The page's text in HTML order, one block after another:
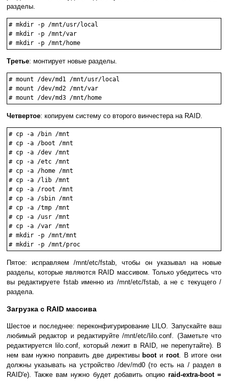
разделы.
# mkdir -p /mnt/usr/local
# mkdir -p /mnt/var
Третье: монтирует новые разделы.
# mount /dev/md1 /mnt/usr/local
# mount /dev/md2 /mnt/var
Четвертое: копируем систему со второго винчестера на RAID.
# cp -a /bin /mnt
# cp -a /boot /mnt
# cp -a /dev /mnt
# cp -a /etc /mnt
# cp -a /home /mnt
# cp -a /lib /mnt
# cp -a /root /mnt
# cp -a /sbin /mnt
# cp -a /tmp /mnt
# cp -a /usr /mnt
# cp -a /var /mnt
# mkdir -p /mnt/mnt
Пятое: исправляем /mnt/etc/fstab, чтобы он указывал на новые
разделы, которые являются RAID массивом. Только убедитесь что
вы редактируете fstab именно из /mnt/etc/fstab, а не с текущего /
раздела.
Загрузка с RAID массива
Шестое и последнее: переконфигурирование LILO. Запускайте ваш
любимый редактор и редактируйте /mnt/etc/lilo.conf. (Заметьте что
редактируется lilo.conf, который лежит в RAID, не перепутайте). В
нем вам нужно поправить две директивы bootи root. В итоге они
должны указывать на устройство /dev/md0 (то есть на / раздел в
RAID'e). Также вам нужно будет добавить опцию raid-extra-boot =